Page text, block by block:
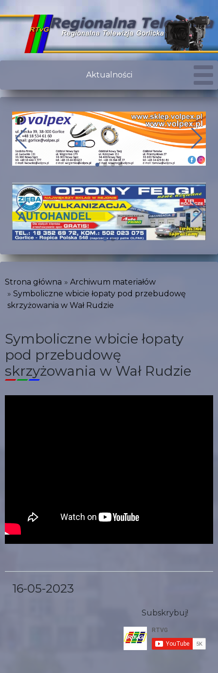
Aktualności
Strona główna
Archiwum materiałów
Symboliczne wbicie łopaty pod przebudowę
skrzyżowania w Wał Rudzie
Symboliczne wbicie łopaty
pod przebudowę
skrzyżowania w Wał Rudzie
16-05-2023
Subskrybuj!